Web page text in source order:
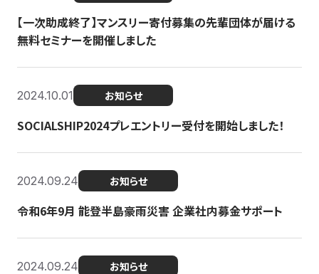
【一次助成終了】マンスリー寄付募集の先輩団体が届ける
無料セミナーを開催しました
2024.10.01 お知らせ
SOCIALSHIP2024プレエントリー受付を開始しました！
2024.09.24 お知らせ
令和6年9月 能登半島豪雨災害 企業社内募金サポート
2024.09.24 お知らせ